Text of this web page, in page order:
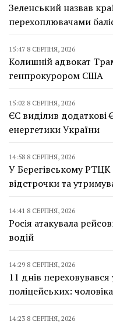
Зеленський назвав
перехоплювачами
15:47 8 СЕРПНЯ, 2026
Колишній адвокат
генпрокурором США
15:02 8 СЕРПНЯ, 2026
ЄС виділив
енергетики України
14:58 8 СЕРПНЯ, 2026
У Берегівському РТЦК
відстрочки та
14:41 8 СЕРПНЯ, 2026
Росія атакувала
водій
14:29 8 СЕРПНЯ, 2026
11 днів переховувався
поліцейських:
14:23 8 СЕРПНЯ, 2026